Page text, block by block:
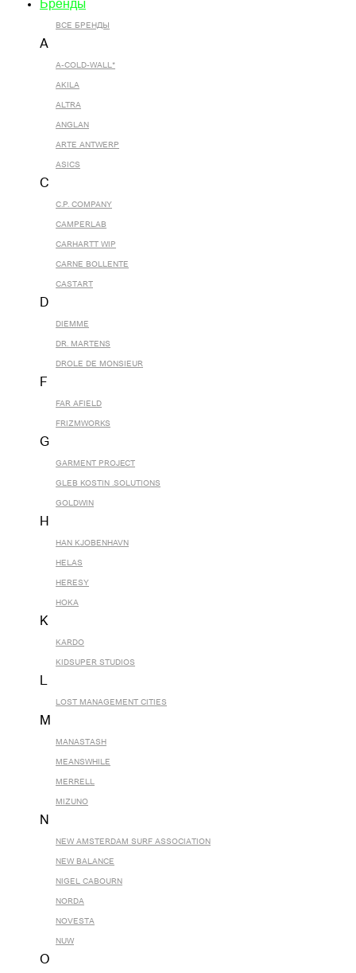
Бренды
ВСЕ БРЕНДЫ
A
A-COLD-WALL*
AKILA
ALTRA
ANGLAN
ARTE ANTWERP
ASICS
C
C.P. COMPANY
CAMPERLAB
CARHARTT WIP
CARNE BOLLENTE
CASTART
D
DIEMME
DR. MARTENS
DROLE DE MONSIEUR
F
FAR AFIELD
FRIZMWORKS
G
GARMENT PROJECT
GLEB KOSTIN .SOLUTIONS
GOLDWIN
H
HAN KJOBENHAVN
HELAS
HERESY
HOKA
K
KARDO
KIDSUPER STUDIOS
L
LOST MANAGEMENT CITIES
M
MANASTASH
MEANSWHILE
MERRELL
MIZUNO
N
NEW AMSTERDAM SURF ASSOCIATION
NEW BALANCE
NIGEL CABOURN
NORDA
NOVESTA
NUW
O